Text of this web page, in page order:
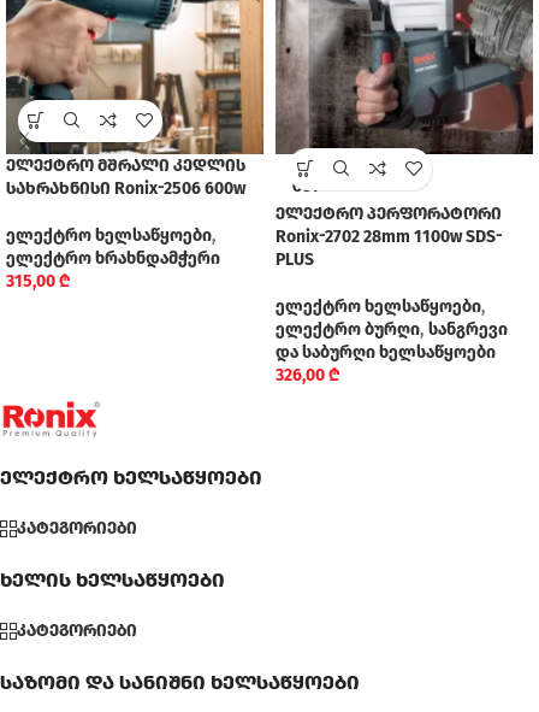
ელექტრო მშრალი კედლის
სახრახნისი Ronix-2506 600w
ელექტრო ხელსაწყოები,
ელექტრო ხრახნდამჭერი
315,00₾
SOLD
OUT
ელექტრო პერფორატორი
Ronix-2702 28mm 1100w SDS-
PLUS
ელექტრო ხელსაწყოები,
ელექტრო ბურღი, სანგრევი
და საბურღი ხელსაწყოები
326,00₾
ელექტრო ხელსაწყოები
კატეგორიები
ხელის ხელსაწყოები
კატეგორიები
საზომი და სანიშნი ხელსაწყოები